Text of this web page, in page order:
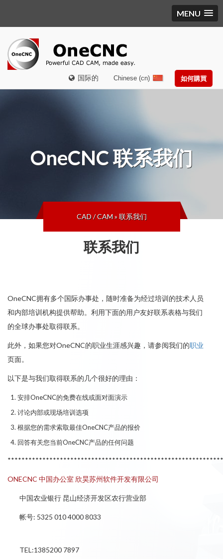
MENU
国际的 如何購買
Chinese (cn)
OneCNC联系我们
CAD / CAM»联系我们
联系我们
OneCNC拥有多个国际办事处，随时准备为经过培训的技术人员
和内部培训机构提供帮助。利用下面的用户友好联系表格与我们
的全球办事处取得联系。
此外，如果您对OneCNC的职业生涯感兴趣，请参阅我们的职业
页面。
以下是与我们取得联系的几个很好的理由：
安排OneCNC的免费在线或面对面演示
讨论内部或现场培训选项
根据您的需求索取最佳OneCNC产品的报价
回答有关您当前OneCNC产品的任何问题
ONECNC 中国办公室 欣昊苏州软件开发有限公司
中国农业银行 昆山经济开发区农行营业部
帐号: 5325 010 4000 8033
TEL:1385200 7897